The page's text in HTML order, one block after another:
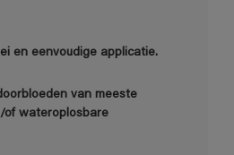
en eenvoudige applicatie.
van meeste
of wateroplosbare